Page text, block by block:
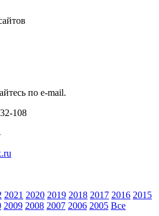
по e-mail.
108
2021 2020 2019 2018 2017 2016 2015
2009 2008 2007 2006 2005 Все